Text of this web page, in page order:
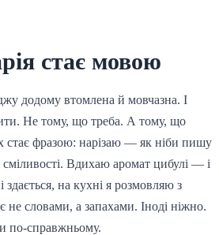
стає мовою
додому втомлена й мовчазна. І
Не тому, що треба. А тому, що
стає фразою: нарізаю — як ніби пишу
Вдихаю аромат цибулі — і
на кухні я розмовляю з
не словами, а запахами. Іноді ніжно.
по-справжньому.